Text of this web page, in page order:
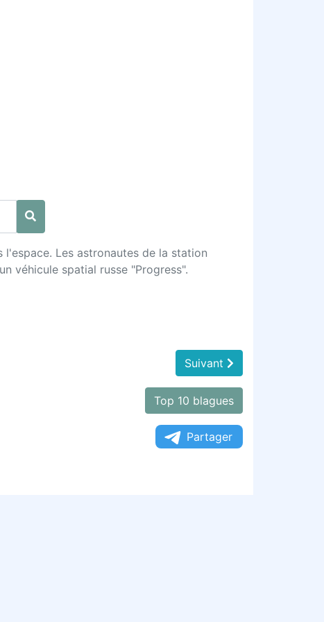
Les astronautes de la station
véhicule spatial russe "Progress".
Suivant
Top 10 blagues
Partager